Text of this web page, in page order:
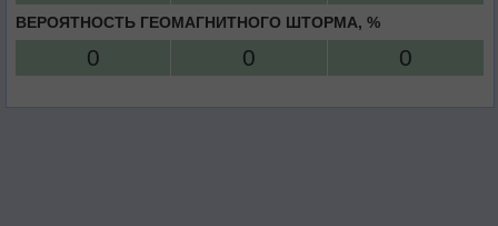
ВЕРОЯТНОСТЬ ГЕОМАГНИТНОГО ШТОРМА, %
0 0 0